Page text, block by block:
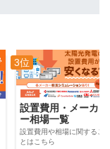
3位
設置費用・メーカ
ー相場一覧
設置費用や相場に関するこ
とはこちら